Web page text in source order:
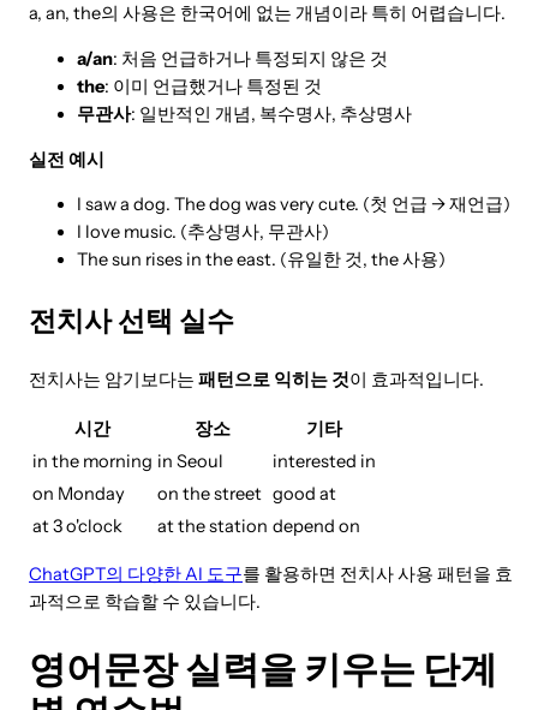
a, an, the의 사용은 한국어에 없는 개념이라 특히 어렵습니다.
a/an: 처음 언급하거나 특정되지 않은 것
the: 이미 언급했거나 특정된 것
무관사: 일반적인 개념, 복수명사, 추상명사
실전 예시
I saw a dog. The dog was very cute. (첫 언급 → 재언급)
I love music. (추상명사, 무관사)
The sun rises in the east. (유일한 것, the 사용)
전치사 선택 실수
전치사는 암기보다는 패턴으로 익히는 것이 효과적입니다.
시간 장소
기타
in the morning in Seoul
interested in
on Monday
on the street good at
at 3 o'clock
at the station depend on
ChatGPT의 다양한 AI 도구를 활용하면 전치사 사용 패턴을 효
과적으로 학습할 수 있습니다.
영어문장 실력을 키우는 단계